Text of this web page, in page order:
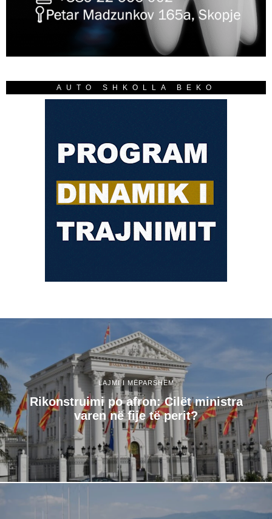
AUTO SHKOLLA BEKO
LAJMI I MËPARSHËM
Rikonstruimi po afron: Cilët ministra
varen në fije të perit?